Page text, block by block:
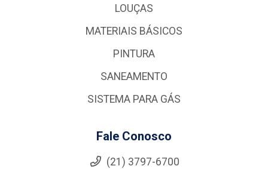
LOUÇAS
MATERIAIS BÁSICOS
PINTURA
SANEAMENTO
SISTEMA PARA GÁS
Fale Conosco
(21) 3797-6700